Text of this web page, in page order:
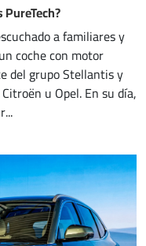
a familiares y
coche con motor
del grupo Stellantis y
u Opel. En su día,